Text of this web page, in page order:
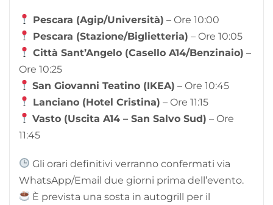
Pescara (Agip/Università) – Ore 10:00
Pescara (Stazione/Biglietteria) – Ore 10:05
Città Sant’Angelo (Casello A14/Benzinaio) –
Ore 10:25
San Giovanni Teatino (IKEA) – Ore 10:45
Lanciano (Hotel Cristina) – Ore 11:15
Vasto (Uscita A14 – San Salvo Sud) – Ore
11:45
Gli orari definitivi verranno confermati via
WhatsApp/Email due giorni prima dell’evento.
È prevista una sosta in autogrill per il